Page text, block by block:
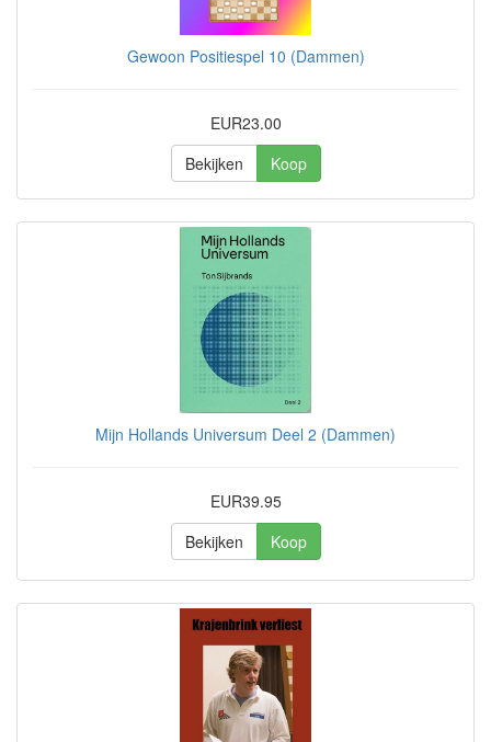
Gewoon Positiespel 10 (Dammen)
EUR23.00
Bekijken
Koop
Mijn Hollands Universum Deel 2 (Dammen)
EUR39.95
Bekijken
Koop